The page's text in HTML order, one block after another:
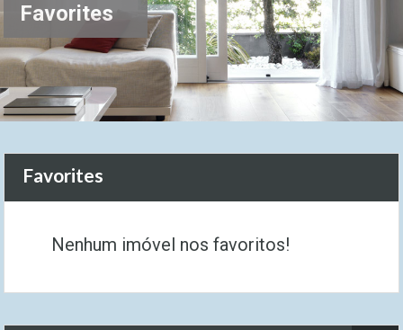
Favorites
Favorites
Nenhum imóvel nos favoritos!